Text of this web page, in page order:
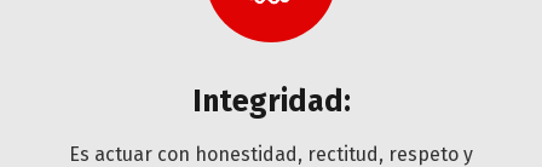
Integridad:
Es actuar con honestidad, rectitud, respeto y